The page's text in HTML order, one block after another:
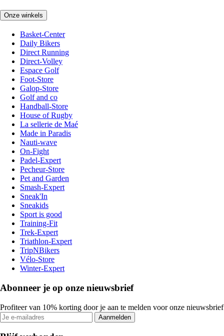
Onze winkels
Basket-Center
Daily Bikers
Direct Running
Direct-Volley
Espace Golf
Foot-Store
Galop-Store
Golf and co
Handball-Store
House of Rugby
La sellerie de Maé
Made in Paradis
Nauti-wave
On-Fight
Padel-Expert
Pecheur-Store
Pet and Garden
Smash-Expert
Sneak'In
Sneakids
Sport is good
Training-Fit
Trek-Expert
Triathlon-Expert
TripNBikers
Vélo-Store
Winter-Expert
Abonneer je op onze nieuwsbrief
Profiteer van 10% korting door je aan te melden voor onze nieuwsbrief
Aanmelden